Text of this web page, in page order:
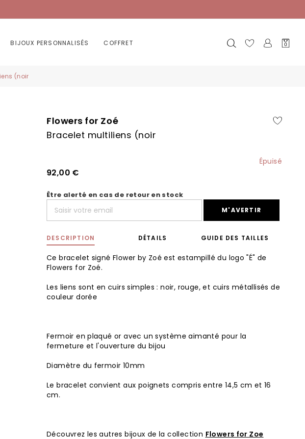
BIJOUX PERSONNALISÉS COFFRET
Mon
0
(noir
Flowers for Zoé
Bracelet multiliens (noir
Épuisé
92,00 €
Être alerté en cas de retour en stock
M'AVERTIR
DESCRIPTION
Ce bracelet signé Flower by Zoé est estampillé du logo "É" de
Flowers for Zoé.
Les liens sont en cuirs simples : noir, rouge, et cuirs métallisés de
couleur dorée
Fermoir en plaqué or avec un système aimanté pour la
fermeture et l'ouverture du bijou
Diamètre du fermoir 10mm
Le bracelet convient aux poignets compris entre 14,5 cm et 16
cm.
Découvrez les autres bijoux de la collection Flowers for Zoe
DÉTAILS GUIDE DES TAILLES